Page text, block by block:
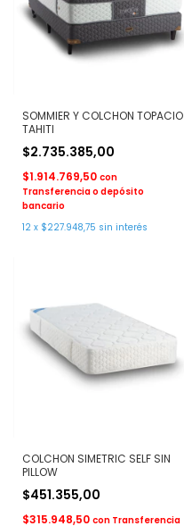
SOMMIER Y COLCHON TOPACIO
TAHITI
$2.735.385,00
$1.914.769,50 con
Transferencia o depósito
bancario
12 x $227.948,75 sin interés
COLCHON SIMETRIC SELF SIN
PILLOW
$451.355,00
$315.948,50 con Transferencia